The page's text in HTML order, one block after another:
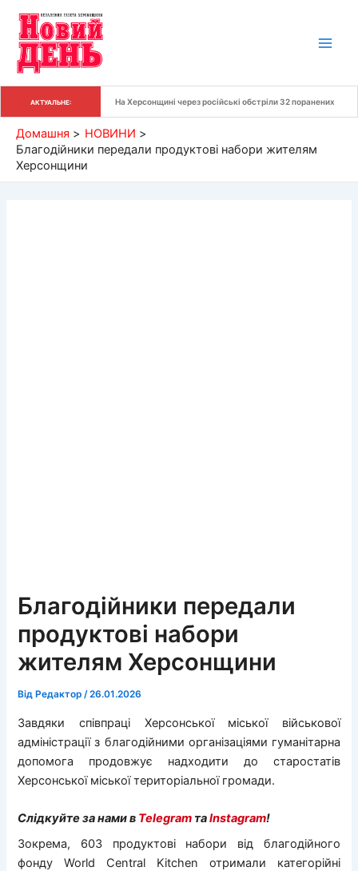
вмісту
АКТУАЛЬНЕ: На Херсонщині через російські обстріли 32 поранених
Домашня
НОВИНИ
Благодійники передали продуктові набори жителям
Херсонщини
Благодійники передали
продуктові набори
жителям Херсонщини
Від Редактор/26.01.2026
Завдяки співпраці Херсонської міської військової
адміністрації з благодійними організаціями гуманітарна
допомога продовжує надходити до старостатів
Херсонської міської територіальної громади.
Слідкуйте за нами в Telegram таInstagram!
Зокрема, 603 продуктові набори від благодійного
фонду World Central Kitchen отримали категорійні